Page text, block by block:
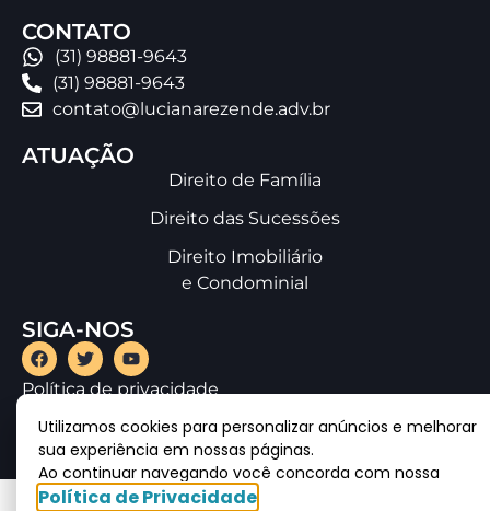
CONTATO
(31) 98881-9643
(31) 98881-9643
contato@lucianarezende.adv.br
ATUAÇÃO
Direito de Família
Direito das Sucessões
Direito Imobiliário
e Condominial
SIGA-NOS
Política de privacidade
Utilizamos cookies para personalizar anúncios e melhorar
sua experiência em nossas páginas.
Ao continuar navegando você concorda com nossa
Política de Privacidade